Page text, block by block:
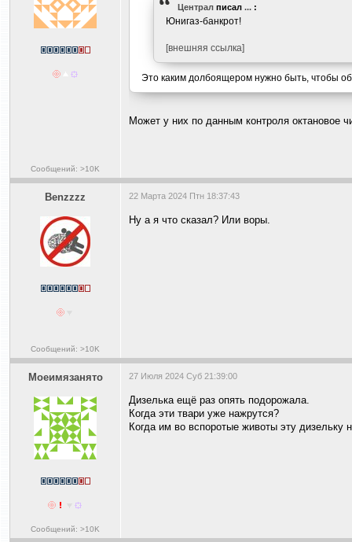
Сообщений: >10K
Централ писал ... :
Юнигаз-банкрот!
[внешняя ссылка]
Это каким долбоящером нужно быть, чтобы
Может у них по данным контроля октановое
Benzzzz
Сообщений: >10K
22 Марта 2024 Птн 18:37:43
Ну а я что сказал? Или воры.
Моеимязанято
Сообщений: >10K
27 Июля 2024 Суб 21:39:00
Дизелька ещё раз опять подорожала.
Когда эти твари уже нажрутся?
Когда им во вспоротые животы эту дизельку